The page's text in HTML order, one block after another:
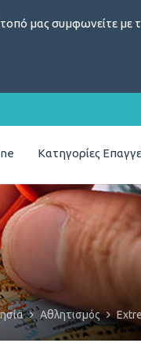
μας συμφωνείτε με
Κατηγορίες
Αθλητισμός